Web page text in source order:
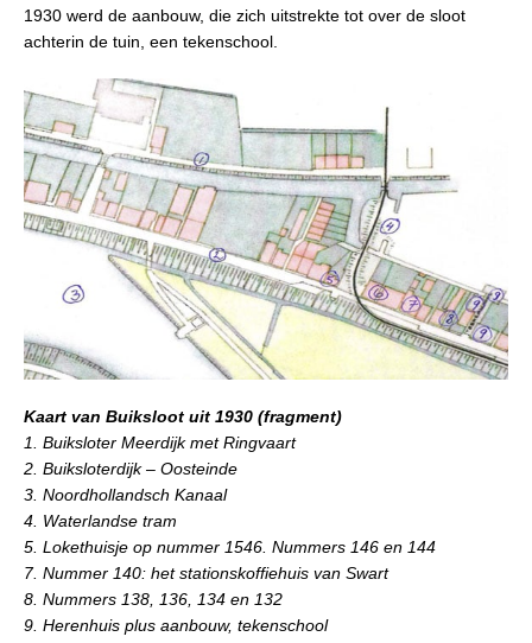
1930 werd de aanbouw, die zich uitstrekte tot over de sloot
achterin de tuin, een tekenschool.
Kaart van Buiksloot uit 1930 (fragment)
1. Buiksloter Meerdijk met Ringvaart
2. Buiksloterdijk – Oosteinde
3. Noordhollandsch Kanaal
4. Waterlandse tram
5. Lokethuisje op nummer 1546. Nummers 146 en 144
7. Nummer 140: het stationskoffiehuis van Swart
8. Nummers 138, 136, 134 en 132
9. Herenhuis plus aanbouw, tekenschool